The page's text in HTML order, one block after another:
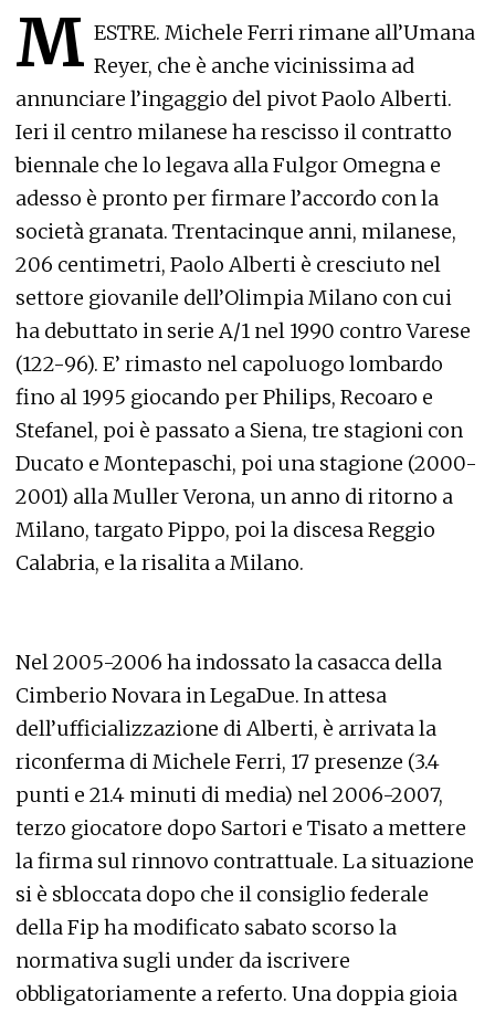
M ESTRE. Michele Ferri rimane all’Umana
Reyer, che è anche vicinissima ad
annunciare l’ingaggio del pivot Paolo Alberti.
Ieri il centro milanese ha rescisso il contratto
biennale che lo legava alla Fulgor Omegna e
adesso è pronto per firmare l’accordo con la
società granata. Trentacinque anni, milanese,
206 centimetri, Paolo Alberti è cresciuto nel
settore giovanile dell’Olimpia Milano con cui
ha debuttato in serie A/1 nel 1990 contro Varese
(122-96). E’ rimasto nel capoluogo lombardo
fino al 1995 giocando per Philips, Recoaro e
Stefanel, poi è passato a Siena, tre stagioni con
Ducato e Montepaschi, poi una stagione (2000-
2001) alla Muller Verona, un anno di ritorno a
Milano, targato Pippo, poi la discesa Reggio
Calabria, e la risalita a Milano.
Nel 2005-2006 ha indossato la casacca della
Cimberio Novara in LegaDue. In attesa
dell’ufficializzazione di Alberti, è arrivata la
riconferma di Michele Ferri, 17 presenze (3.4
punti e 21.4 minuti di media) nel 2006-2007,
terzo giocatore dopo Sartori e Tisato a mettere
la firma sul rinnovo contrattuale. La situazione
si è sbloccata dopo che il consiglio federale
della Fip ha modificato sabato scorso la
normativa sugli under da iscrivere
obbligatoriamente a referto. Una doppia gioia